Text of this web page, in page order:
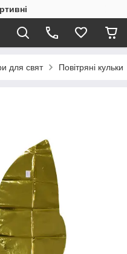
для свят Повітряні кульки